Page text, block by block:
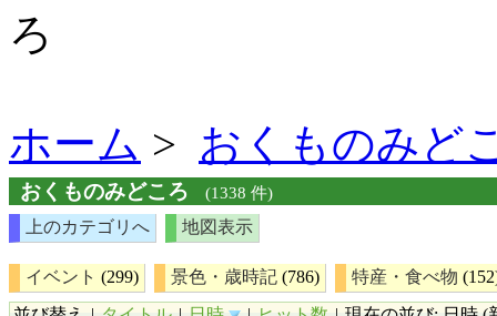
ろ
ホーム > おくものみど
おくものみどころ
(1338 件)
上のカテゴリへ
地図表示
イベント (299) 景色・歳時記 (786) 特産・食べ物